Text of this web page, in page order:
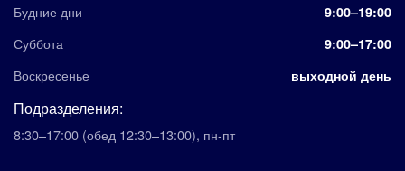
Будние дни 9:00–19:00
Суббота 9:00–17:00
Воскресенье выходной день
Подразделения:
8:30–17:00 (обед 12:30–13:00), пн-пт